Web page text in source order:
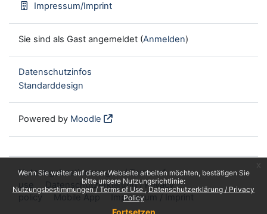
Wenn Sie weiter auf dieser Webseite arbeiten möchten, bestätigen Sie
bitte unsere Nutzungsrichtlinie:
Nutzungsbestimmungen / Terms of Use
Datenschutzerklärung / Privacy
Policy
Fortsetzen
Impressum/Imprint
Sie sind als Gast angemeldet (Anmelden)
Datenschutzinfos
Standarddesign
Powered by Moodle
Nutzungsbestimmungen / Terms of
use
Datenschutzerklärung / Privacy
policy
Mobile App Impressum / Imprint